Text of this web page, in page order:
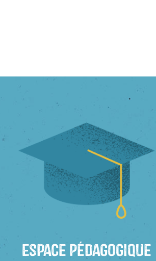
Espace Pédagogique